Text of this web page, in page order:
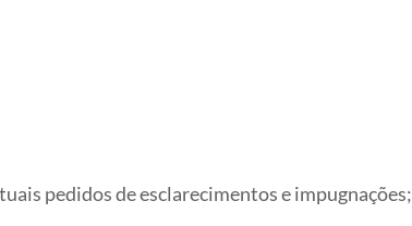
pedidos de esclarecimentos e impugnações;